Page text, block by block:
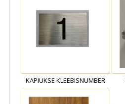
KAPIUKSE KLEEBISNUMBER